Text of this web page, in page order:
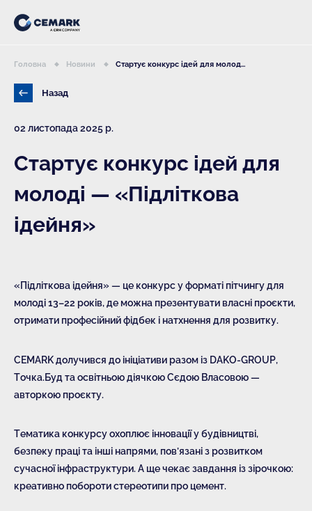
Назад
Головна Новини Стартує конкурс ідей для молод...
02 листопада 2025 р.
Стартує конкурс ідей для
молоді — «Підліткова
ідейня»
«Підліткова ідейня» — це конкурс у форматі пітчингу для
молоді 13–22 років, де можна презентувати власні проєкти,
отримати професійний фідбек і натхнення для розвитку.
CEMARK долучився до ініціативи разом із DAKO-GROUP,
Точка.Буд та освітньою діячкою Сєдою Власовою —
авторкою проєкту.
Тематика конкурсу охоплює інновації у будівництві,
безпеку праці та інші напрями, пов’язані з розвитком
сучасної інфраструктури. А ще чекає завдання із зірочкою:
креативно побороти стереотипи про цемент.